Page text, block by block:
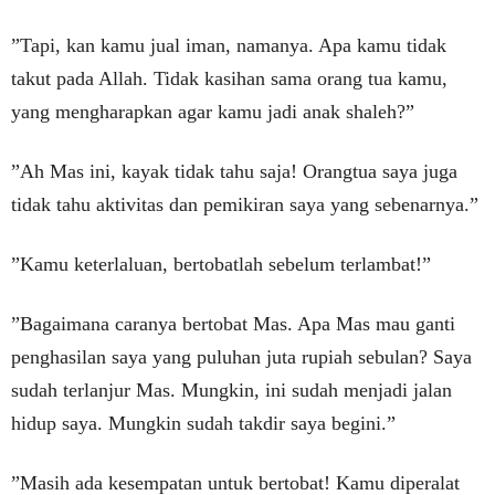
”Tapi, kan kamu jual iman, namanya. Apa kamu tidak
takut pada Allah. Tidak kasihan sama orang tua kamu,
yang mengharapkan agar kamu jadi anak shaleh?”
”Ah Mas ini, kayak tidak tahu saja! Orangtua saya juga
tidak tahu aktivitas dan pemikiran saya yang sebenarnya.”
”Kamu keterlaluan, bertobatlah sebelum terlambat!”
”Bagaimana caranya bertobat Mas. Apa Mas mau ganti
penghasilan saya yang puluhan juta rupiah sebulan? Saya
sudah terlanjur Mas. Mungkin, ini sudah menjadi jalan
hidup saya. Mungkin sudah takdir saya begini.”
”Masih ada kesempatan untuk bertobat! Kamu diperalat